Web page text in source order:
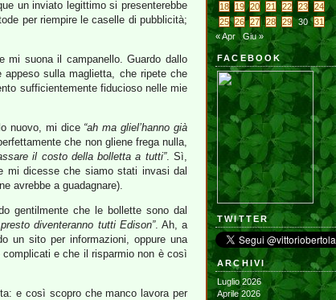
un inviato legittimo si presenterebbe
per riempire le caselle di pubblicità;
mi suona il campanello. Guardo dallo
appeso sulla maglietta, che ripete che
sufficientemente fiducioso nelle mie
nuovo, mi dice “ah ma gliel’hanno già
che non gliene frega nulla,
il costo della bolletta a tutti”. Sì,
mi dicesse che siamo stati invasi dal
avrebbe a guadagnare).
gentilmente che le bollette sono dal
diventeranno tutti Edison”. Ah, a
un sito per informazioni, oppure una
e che il risparmio non è così
e così scopro che manco lavora per
18
19 20 21 22 23
24
25
26 27 28 29 30
31
« Apr
Giu »
FACEBOOK
TWITTER
ARCHIVI
Luglio 2026
Aprile 2026